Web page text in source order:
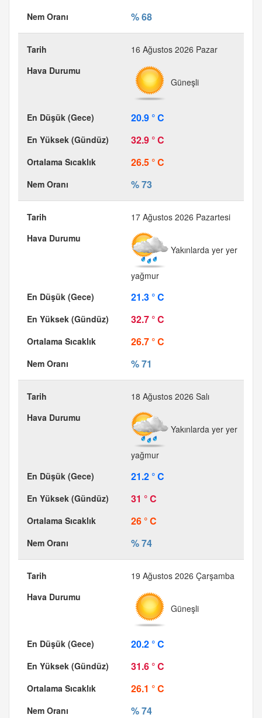
% 68
16 Ağustos 2026 Pazar
Güneşli
20.9 ° C
32.9 ° C
26.5 ° C
% 73
17 Ağustos 2026 Pazartesi
Yakınlarda yer yer
yağmur
21.3 ° C
32.7 ° C
26.7 ° C
% 71
18 Ağustos 2026 Salı
Yakınlarda yer yer
yağmur
21.2 ° C
31 ° C
26 ° C
% 74
19 Ağustos 2026 Çarşamba
Güneşli
20.2 ° C
31.6 ° C
26.1 ° C
% 74